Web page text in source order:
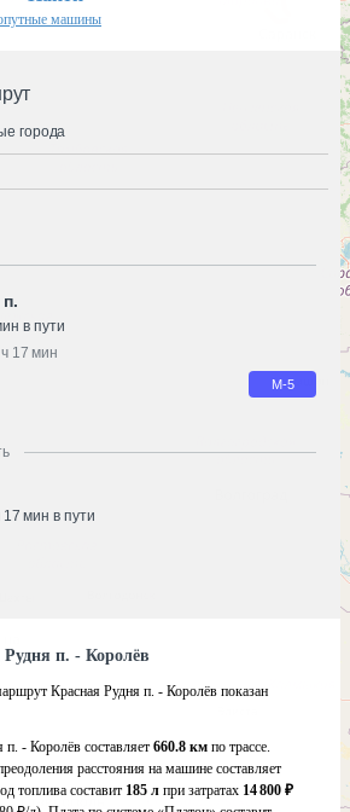
машины
города
в пути
17 мин
М-5
17 мин в пути
Рудня п. - Королёв
Красная Рудня п. - Королёв показан
п. - Королёв составляет 660.8 км по трассе.
расстояния на машине составляет
топлива составит 185 л при затратах 14 800 ₽